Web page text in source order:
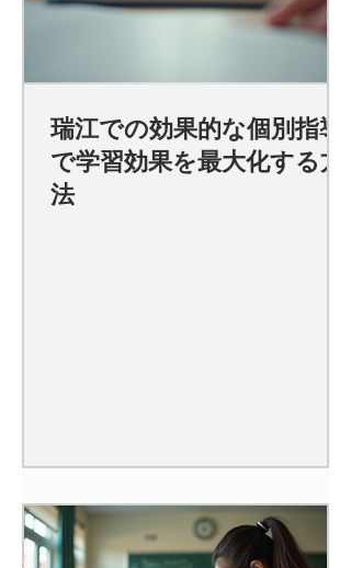
瑞江での効果的な個別指導
で学習効果を最大化する方
法